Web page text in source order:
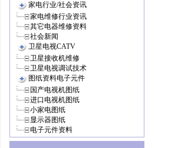
家电行业/社会资讯
家电维修行业资讯
其它电器维修资料
社会新闻
卫星电视CATV
卫星接收机维修
卫星电视调试技术
图纸资料电子元件
国产电视机图纸
进口电视机图纸
小家电图纸
显示器图纸
电子元件资料